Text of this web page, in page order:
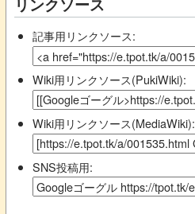
記事用リンクソース:
Wiki用リンクソース(PukiWiki):
Wiki用リンクソース(MediaWiki):
SNS投稿用: